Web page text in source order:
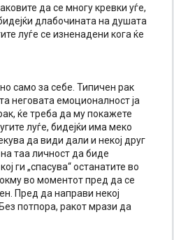
да се многу кревки уѓе,
длабочината на душата
луѓе се изненадени кога ќе
само за себе. Типичен рак
неговата емоционалност ја
ќе треба да му покажете
луѓе, бидејќи има меко
да види дали и некој друг
таа личност да биде
ги „спасува“ останатите во
во моментот пред да се
Пред да направи некој
потпора, ракот мрази да